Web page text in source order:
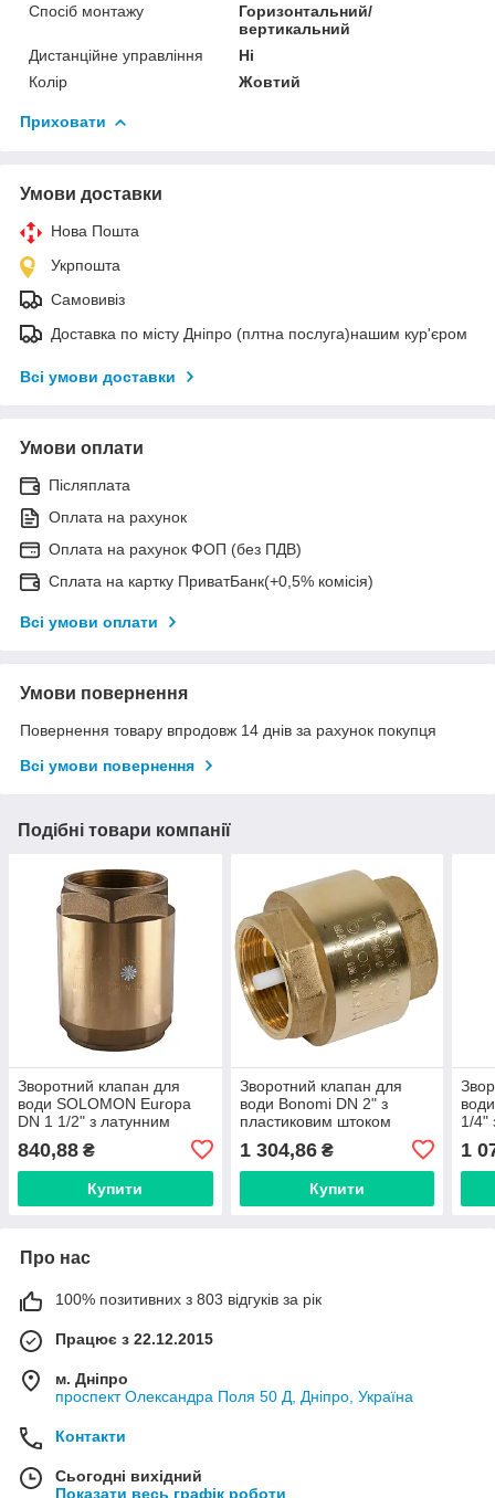
Спосіб монтажу
Горизонтальний/
вертикальний
Дистанційне управління
Ні
Колір
Жовтий
Приховати
Умови доставки
Нова Пошта
Укрпошта
Самовивіз
Доставка по місту Дніпро (плтна послуга)нашим кур'єром
Всі умови доставки
Умови оплати
Післяплата
Оплата на рахунок
Оплата на рахунок ФОП (без ПДВ)
Сплата на картку ПриватБанк(+0,5% комісія)
Всі умови оплати
Умови повернення
Повернення товару впродовж 14 днів за рахунок покупця
Всі умови повернення
Подібні товари компанії
Зворотний клапан для
води SOLOMON Europa
DN 1 1/2" з латунним
840,88 ₴
Купити
Зворотний клапан для
води Bonomi DN 2" з
пластиковим штоком
1 304,86₴
Купити
1/4"
1
Про нас
100% позитивних з 803 відгуків за рік
Працює з 22.12.2015
м. Дніпро
проспект Олександра Поля 50 Д, Дніпро, Україна
Контакти
Сьогодні вихідний
Показати весь графік роботи